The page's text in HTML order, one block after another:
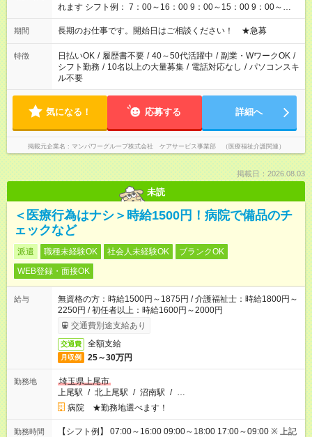
れます シフト例： 7：00～16：00 9：00～15：00 9：00～
18：00 11：00～20：00 など ※Wワークの場合、他のお仕事と
合わせ週40時間超の就業はご案内できません ※法令に基づき、
派遣法（日雇い派遣の原則禁止）により、短時間・短期間の就
業はご案内が難しい場合があります
期間 長期のお仕事です。開始日はご相談ください！ ★急募
特徴 日払いOK / 履歴書不要 / 40～50代活躍中 / 副業・WワークOK /
シフト勤務 / 10名以上の大量募集 / 電話対応なし / パソコンスキ
ル不要
気になる！ 応募する 詳細へ
掲載元企業名 マンパワーグループ株式会社 ケアサービス事業部 （医療福祉介護関連）
掲載日：2026.08.03
未読
＜医療行為はナシ＞時給1500円！病院で備品のチ
ェックなど
派遣 職種未経験OK 社会人未経験OK
ブランクOK
WEB登録・面接OK
給与
無資格の方：時給1500円～1875円 / 介護福祉士：時給1800円～
2250円 / 初任者以上：時給1600円～2000円
交通費別途支給あり
交通費 全額支給
月収例 25～30万円
勤務地
埼玉県上尾市
上尾駅 / 北上尾駅 / 沼南駅 / …
病院 ★勤務地選べます！
勤務時間
【シフト例】 07:00～16:00 09:00～18:00 17:00～09:00 ※ 上記